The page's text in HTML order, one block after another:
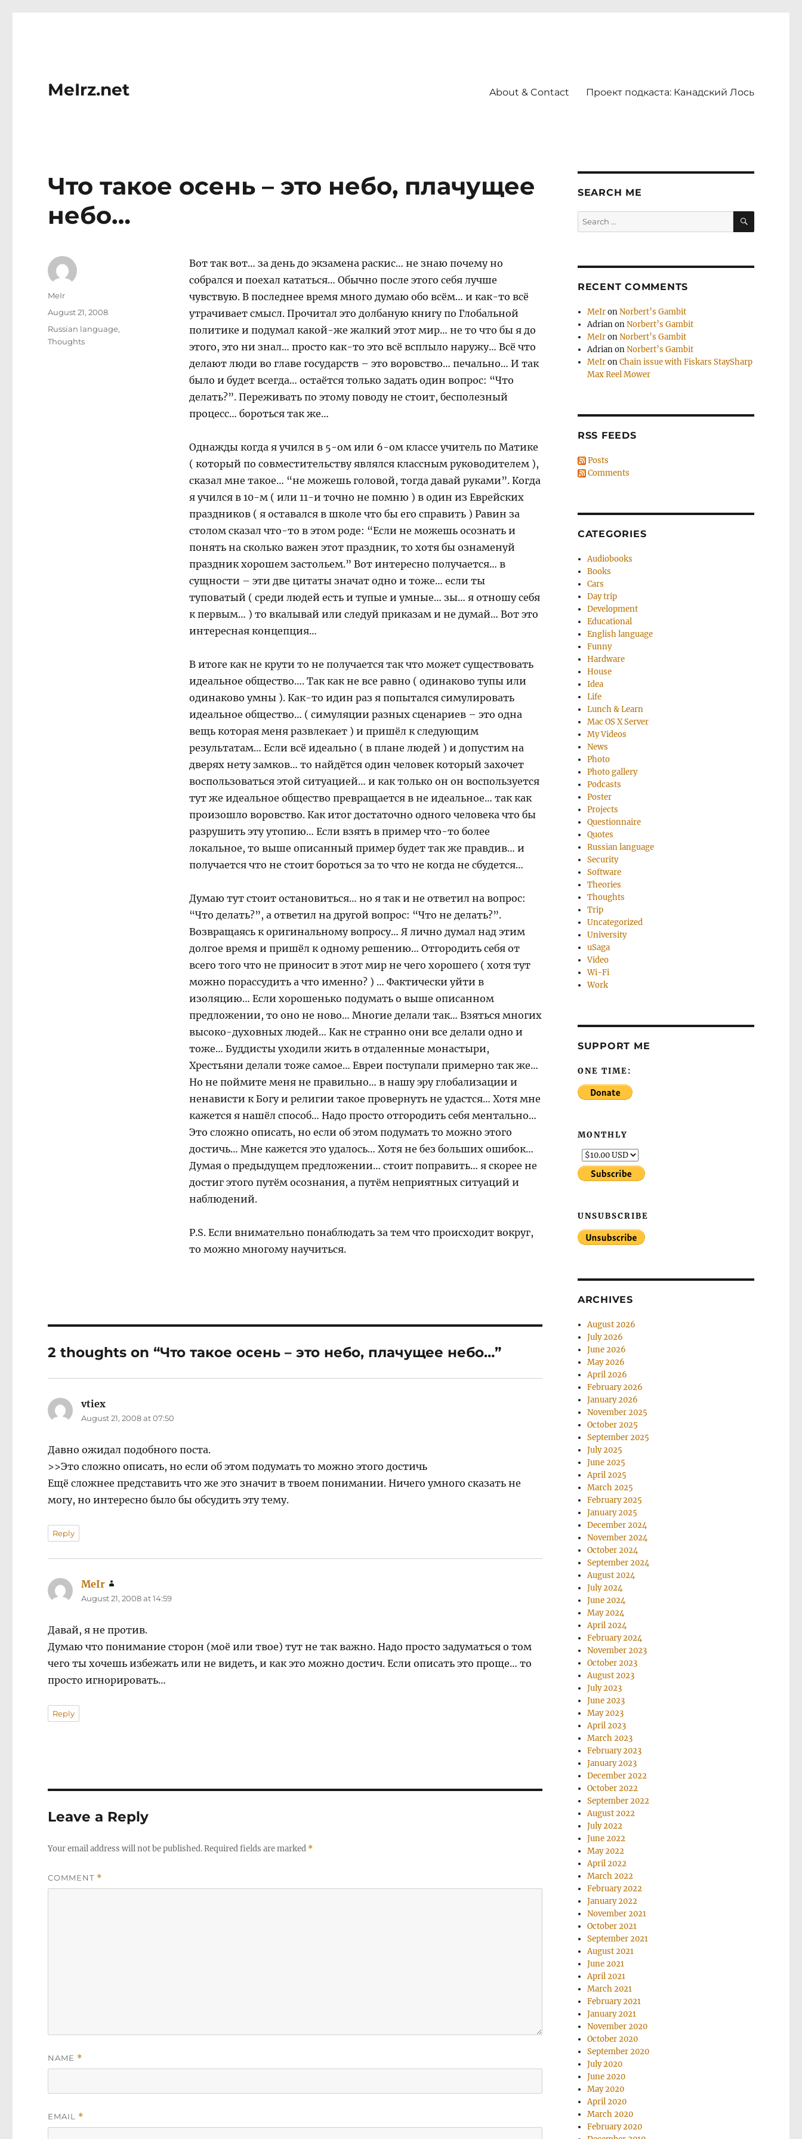
MeIrz.net About & Contact Проект подкаста: Канадский Лось
Что такое осень – это небо, плачущее
небо…
Вот так вот… за день до экзамена раскис… не знаю почему но
собрался и поехал кататься… Обычно после этого себя лучше
чувствую. В последнее время много думаю обо всём… и как-то всё
утрачивает смысл. Прочитал это долбаную книгу по Глобальной
политике и подумал какой-же жалкий этот мир… не то что бы я до
этого, это ни знал… просто как-то это всё всплыло наружу… Всё что
делают люди во главе государств – это воровство… печально… И так
было и будет всегда… остаётся только задать один вопрос: “Что
делать?”. Переживать по этому поводу не стоит, бесполезный
процесс… бороться так же…
Однажды когда я учился в 5-ом или 6-ом классе учитель по Матике
( который по совместительству являлся классным руководителем ),
сказал мне такое… “не можешь головой, тогда давай руками”. Когда
я учился в 10-м ( или 11-и точно не помню ) в один из Еврейских
праздников ( я оставался в школе что бы его справить ) Равин за
столом сказал что-то в этом роде: “Если не можешь осознать и
понять на сколько важен этот праздник, то хотя бы ознаменуй
праздник хорошем застольем.” Вот интересно получается… в
сущности – эти две цитаты значат одно и тоже… если ты
туповатый ( среди людей есть и тупые и умные… зы… я отношу себя
к первым… ) то вкалывай или следуй приказам и не думай… Вот это
интересная концепция…
В итоге как не крути то не получается так что может существовать
идеальное общество…. Так как не все равно ( одинаково тупы или
одинаково умны ). Как-то идин раз я попытался симулировать
идеальное общество… ( симуляции разных сценариев – это одна
вещь которая меня развлекает ) и пришёл к следующим
результатам… Если всё идеально ( в плане людей ) и допустим на
дверях нету замков… то найдётся один человек который захочет
воспользоваться этой ситуацией… и как только он он воспользуется
тут же идеальное общество превращается в не идеальное… так как
произошло воровство. Как итог достаточно одного человека что бы
разрушить эту утопию… Если взять в пример что-то более
локальное, то выше описанный пример будет так же правдив… и
получается что не стоит бороться за то что не когда не сбудется…
Думаю тут стоит остановиться… но я так и не ответил на вопрос:
“Что делать?”, а ответил на другой вопрос: “Что не делать?”.
Возвращаясь к оригинальному вопросу… Я лично думал над этим
долгое время и пришёл к одному решению… Отгородить себя от
всего того что не приносит в этот мир не чего хорошего ( хотя тут
можно порассудить а что именно? ) … Фактически уйти в
изоляцию… Если хорошенько подумать о выше описанном
предложении, то оно не ново… Многие делали так… Взяться многих
высоко-духовных людей… Как не странно они все делали одно и
тоже… Буддисты уходили жить в отдаленные монастыри,
Хрестьяни делали тоже самое… Евреи поступали примерно так же…
Но не поймите меня не правильно… в нашу эру глобализации и
ненависти к Богу и религии такое провернуть не удастся… Хотя мне
кажется я нашёл способ… Надо просто отгородить себя ментально…
Это сложно описать, но если об этом подумать то можно этого
достичь… Мне кажется это удалось… Хотя не без больших ошибок…
Думая о предыдущем предложении… стоит поправить… я скорее не
достиг этого путём осознания, а путём неприятных ситуаций и
наблюдений.
P.S. Если внимательно понаблюдать за тем что происходит вокруг,
то можно многому научиться.
Author
MeIr
Posted
August 21, 2008
Categories
Russian language,
Thoughts
2 thoughts on “Что такое осень – это небо, плачущее небо…”
vtiex
August 21, 2008 at 07:50
Давно ожидал подобного поста.
>>Это сложно описать, но если об этом подумать то можно этого достичь
Ещё сложнее представить что же это значит в твоем понимании. Ничего умного сказать не
могу, но интересно было бы обсудить эту тему.
Reply
MeIr
August 21, 2008 at 14:59
Давай, я не против.
Думаю что понимание сторон (моё или твое) тут не так важно. Надо просто задуматься о том
чего ты хочешь избежать или не видеть, и как это можно достич. Если описать это проще… то
просто игнорировать…
Reply
Leave a Reply
Your email address will not be published.Required fields are marked *
COMMENT *
NAME *
EMAIL *
SEARCH ME
Search
for:
SEARCH
RECENT COMMENTS
MeIronNorbert’s Gambit
AdrianonNorbert’s Gambit
MeIronNorbert’s Gambit
AdrianonNorbert’s Gambit
MeIronChain issue with Fiskars StaySharp
Max Reel Mower
RSS FEEDS
Posts
Comments
CATEGORIES
Audiobooks
Books
Cars
Day trip
Development
Educational
English language
Funny
Hardware
House
Idea
Life
Lunch & Learn
Mac OS X Server
My Videos
News
Photo
Photo gallery
Podcasts
Poster
Projects
Questionnaire
Quotes
Russian language
Security
Software
Theories
Thoughts
Trip
Uncategorized
University
uSaga
Video
Wi-Fi
Work
SUPPORT ME
ONE TIME:
MONTHLY
UNSUBSCRIBE
ARCHIVES
August 2026
July 2026
June 2026
May 2026
April 2026
February 2026
January 2026
November 2025
October 2025
September 2025
July 2025
June 2025
April 2025
March 2025
February 2025
January 2025
December 2024
November 2024
October 2024
September 2024
August 2024
July 2024
June 2024
May 2024
April 2024
February 2024
November 2023
October 2023
August 2023
July 2023
June 2023
May 2023
April 2023
March 2023
February 2023
January 2023
December 2022
October 2022
September 2022
August 2022
July 2022
June 2022
May 2022
April 2022
March 2022
February 2022
January 2022
November 2021
October 2021
September 2021
August 2021
June 2021
April 2021
March 2021
February 2021
January 2021
November 2020
October 2020
September 2020
July 2020
June 2020
May 2020
April 2020
March 2020
February 2020